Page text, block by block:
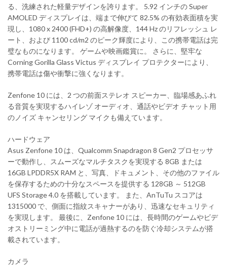
る、洗練された軽量デザインを誇ります。 5.92 インチの Super
AMOLED ディスプレイは、端まで伸びて 82.5% の有効表面積を実
現し、1080 x 2400 (FHD+) の高解像度、144 Hz のリフレッシュ レ
ート、および 1100 cd/m2 のピーク輝度により、この携帯電話は完
璧なものになります。 ゲームや映画鑑賞に。 さらに、堅牢な
Corning Gorilla Glass Victus ディスプレイ プロテクターにより、
携帯電話は傷や衝撃に強くなります。
Zenfone 10 には、2 つの前面ステレオ スピーカー、臨場感あふれ
る音質を実現するハイレゾ オーディオ、通話やビデオ チャット用
のノイズ キャンセリング マイクも備えています。
ハードウェア
Asus Zenfone 10 は、Qualcomm Snapdragon 8 Gen2 プロセッサ
ーで動作し、スムーズなマルチタスクを実現する 8GB または
16GB LPDDR5X RAM と、写真、ドキュメント、その他のファイル
を保存するための十分なスペースを提供する 128GB ～ 512GB
UFS Storage 4.0 を搭載しています。 また、AnTuTu スコアは
1315000 で、側面に指紋スキャナーがあり、迅速なセキュリティ
を実現します。 最後に、Zenfone 10 には、長時間のゲームやビデ
オストリーミング中に電話が過熱するのを防ぐ冷却システムが搭
載されています。
カメラ